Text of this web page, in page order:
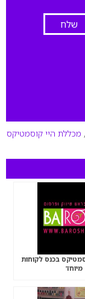
, מכללת היי קוסמטיקס
בכנס לקוחות
מיוחד